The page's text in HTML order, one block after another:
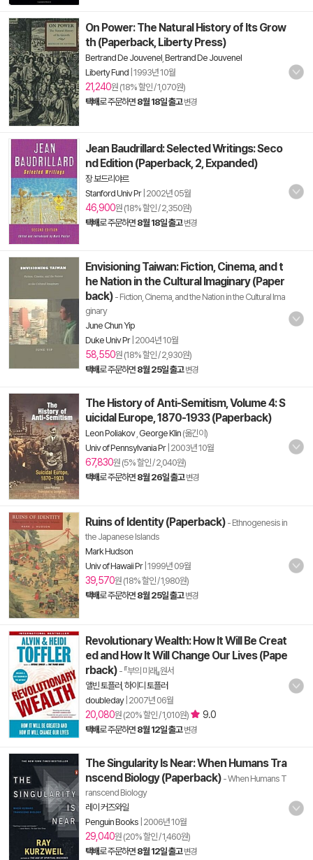
On Power: The Natural History of Its Grow
th (Paperback, Liberty Press)
Bertrand De Jouvenel Bertrand De Jouvenel
Liberty Fund 1993년 10월
21,240원 (18% 할인 / 1,070원)
택배로 주문하면 8월 18일 출고 변경
Jean Baudrillard: Selected Writings: Seco
nd Edition (Paperback, 2, Expanded)
장 보드리야르
Stanford Univ Pr| 2002년 05월
46,900원 (18% 할인 / 2,350원)
택배로 주문하면 8월 18일 출고 변경
Envisioning Taiwan: Fiction, Cinema, and t
he Nation in the Cultural Imaginary (Paper
back) - Fiction, Cinema, and the Nation in the Cultural Ima
ginary
June Chun Yip
Duke Univ Pr| 2004년 10월
58,550원 (18% 할인 / 2,930원)
택배로 주문하면 8월 25일 출고 변경
The History of Anti-Semitism, Volume 4: S
uicidal Europe, 1870-1933 (Paperback)
Leon Poliakov, George Klin (옮긴이)
Univ of Pennsylvania Pr| 2003년 10월
67,830원 (5% 할인 / 2,040원)
택배로 주문하면 8월 26일 출고 변경
Ruins of Identity (Paperback) - Ethnogenesis in
the Japanese Islands
Mark Hudson
Univ of Hawaii Pr| 1999년 09월
39,570원 (18% 할인 / 1,980원)
택배로 주문하면 8월 25일 출고 변경
Revolutionary Wealth: How It Will Be Creat
ed and How It Will Change Our Lives (Pape
rback) - 『부의 미래』원서
앨빈 토플러 하이디 토플러
doubleday| 2007년 06월
20,080원 (20% 할인 / 1,010원) 9.0
택배로 주문하면 8월 12일 출고 변경
The Singularity Is Near: When Humans Tra
nscend Biology (Paperback) - When Humans T
ranscend Biology
레이 커즈와일
Penguin Books 2006년 10월
29,040원 (20% 할인 / 1,460원)
택배로 주문하면 8월 12일 출고 변경